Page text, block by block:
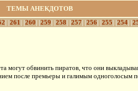
ТЕМЫ АНЕКДОТОВ
| |261| |260| |259| |258| |257| |256| |255| |254| |
могут обвинить пиратов, что они
после премьеры и галимым одноголосым